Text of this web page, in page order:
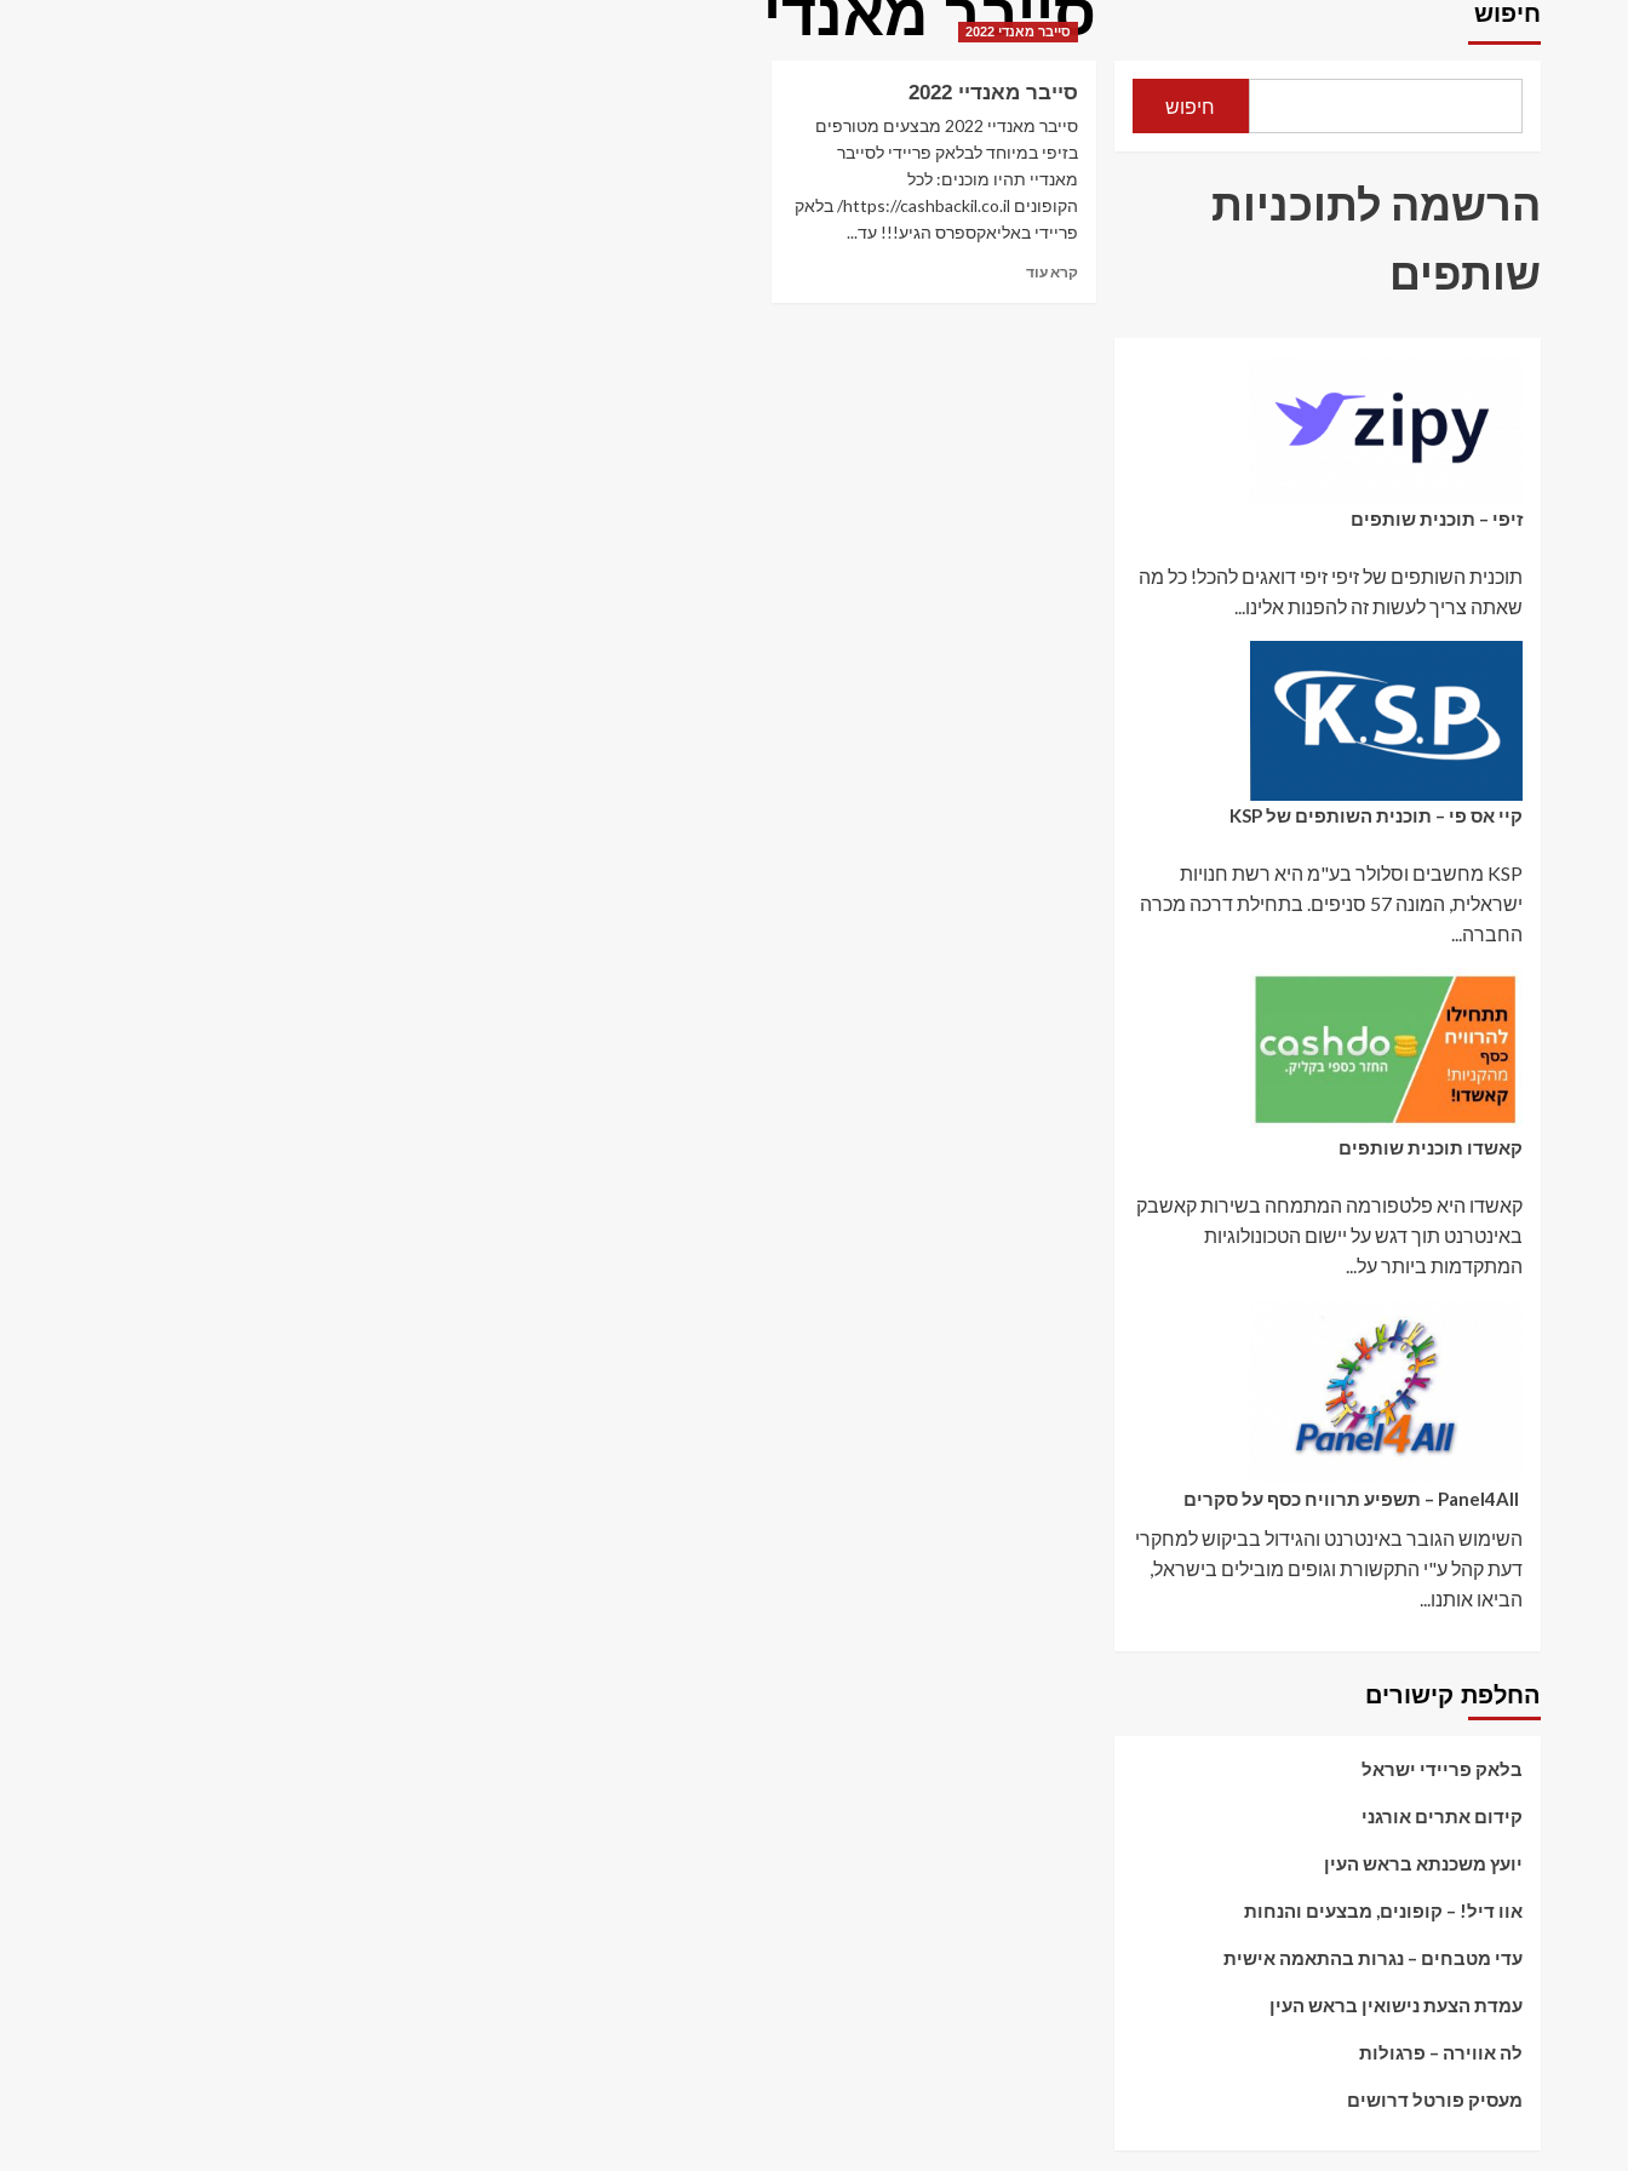
סייבר מאנדי
סייבר מאנדי 2022
סייבר מאנדיי 2022
סייבר מאנדיי 2022 מבצעים מטורפים
בזיפי במיוחד לבלאק פריידי לסייבר
מאנדיי תהיו מוכנים: לכל
הקופונים https://cashbackil.co.il/ בלאק
פריידי באליאקספרס הגיע!!! עד...
קרא עודRead
חיפוש
חיפוש
הרשמה לתוכניות
שותפים
זיפי – תוכנית שותפים
תוכנית השותפים של זיפי זיפי דואגים להכל! כל מה
שאתה צריך לעשות זה להפנות אלינו...
קיי אס פי – תוכנית השותפים של KSP
KSP מחשבים וסלולר בע"מ היא רשת חנויות
ישראלית, המונה 57 סניפים. בתחילת דרכה מכרה
החברה...
קאשדו תוכנית שותפים
קאשדו היא פלטפורמה המתמחה בשירות קאשבק
באינטרנט תוך דגש על יישום הטכונולוגיות
המתקדמות ביותר על...
השימוש הגובר באינטרנט והגידול בביקוש למחקרי
דעת קהל ע"י התקשורת וגופים מובילים בישראל,
הביאו אותנו...
החלפת קישורים
בלאק פריידי ישראל
קידום אתרים אורגני
יועץ משכנתא בראש העין
אוו דיל! – קופונים, מבצעים והנחות
עדי מטבחים – נגרות בהתאמה אישית
עמדת הצעת נישואין בראש העין
לה אווירה – פרגולות
מעסיק פורטל דרושים